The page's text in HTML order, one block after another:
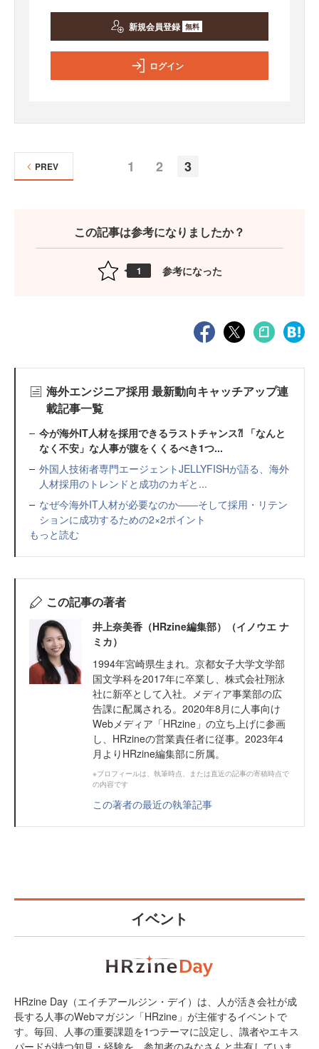
新規会員登録 無料
ログイン
1 2 3
PREV
この記事は参考になりましたか？
1 参考になった
海外エンジニア採用 最新動向キャッチアップ連
載記事一覧
今が海外IT人材を採用できるラストチャンス⁈ 「なんと
なく不安」な人事が腹をくくるべき1つ...
外国人技術者専門エージェントJELLYFISHが語る、海外
人材採用のトレンドと成功のカギと...
なぜ今海外IT人材が必要なのか――そして採用・リテン
ションに成功するための2×2ポイント
もっと読む
この記事の著者
井上奈美香（HRzine編集部）（イノウエ ナ
ミカ）
1994年宮崎県生まれ。京都女子大学文学部
国文学科を2017年に卒業し、株式会社翔泳
社に新卒として入社。メディア事業部の広
告課に配属される。2020年8月に人事向け
Webメディア「HRzine」の立ち上げに参画
し、HRzineの営業責任者に従事。2023年4
月よりHRzine編集部に所属。
※プロフィールは、執筆時点、または直近の記事の寄稿時点で
の内容です
この著者の最近の執筆記事
イベント
HRzine Day（エイチアールジン・デイ）は、人が活き会社が成
長する人事のWebマガジン「HRzine」が主催するイベントで
す。毎回、人事の重要課題を1つテーマに設定し、識者やエキス
パードが持つ知見・経験を、参加者のみなさんと共有していま